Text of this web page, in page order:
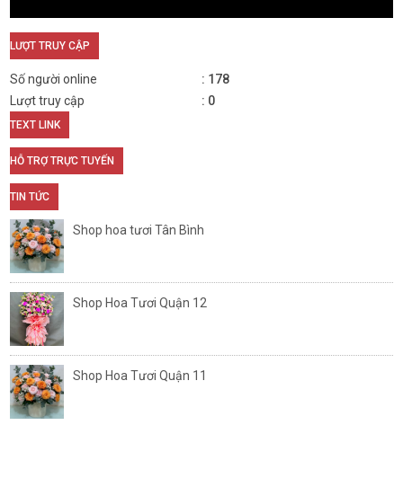
LƯỢT TRUY CẬP
Số người online
178
Lượt truy cập
0
TEXT LINK
HỖ TRỢ TRỰC TUYẾN
TIN TỨC
Shop hoa tươi Tân Bình
Shop Hoa Tươi Quận 12
Shop Hoa Tươi Quận 11